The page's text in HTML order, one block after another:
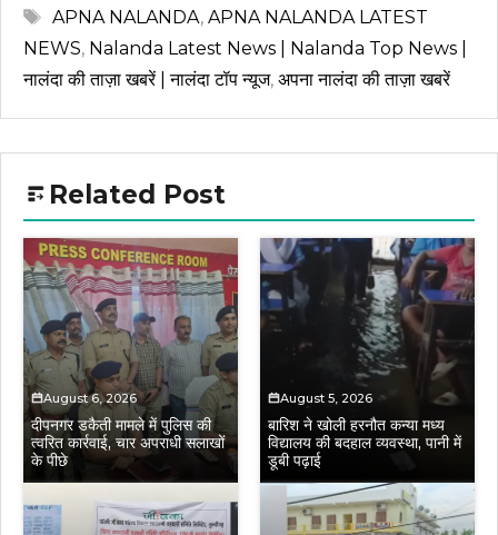
Tags
APNA NALANDA, APNA NALANDA LATEST
NEWS, Nalanda Latest News | Nalanda Top News |
नालंदा की ताज़ा खबरें | नालंदा टॉप न्यूज, अपना नालंदा की ताज़ा खबरें
Related Post
August 6, 2026
दीपनगर डकैती मामले में पुलिस की
त्वरित कार्रवाई, चार अपराधी सलाखों
के पीछे
August 5, 2026
बारिश ने खोली हरनौत कन्या मध्य
विद्यालय की बदहाल व्यवस्था, पानी में
डूबी पढ़ाई